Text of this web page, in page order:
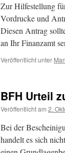
Zur Hilfestellung
Vordrucke und
Diesen Antrag
an Ihr Finanzamt
Veröffentlicht unter
BFH Urteil
Veröffentlicht am 2.
Bei der
handelt es sich